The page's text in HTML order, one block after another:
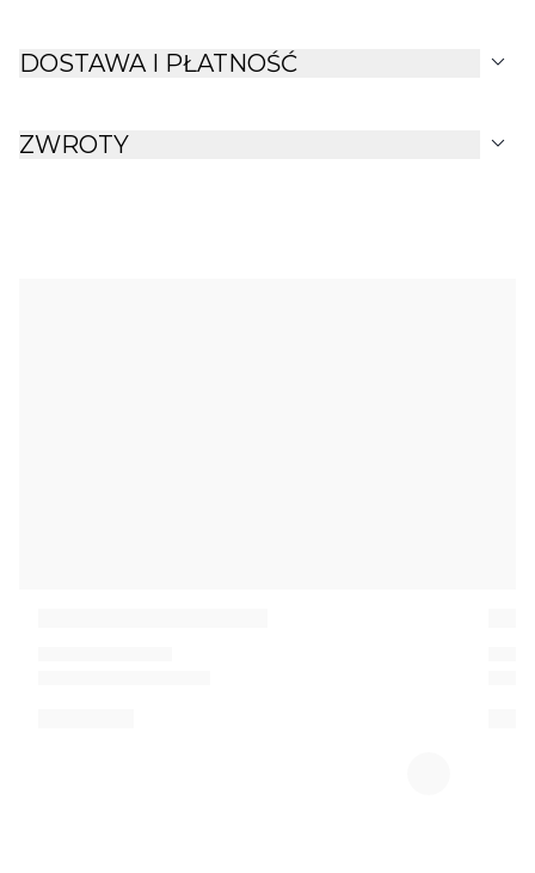
DOSTAWA I PŁATNOŚĆ expand_more
ZWROTY expand_more